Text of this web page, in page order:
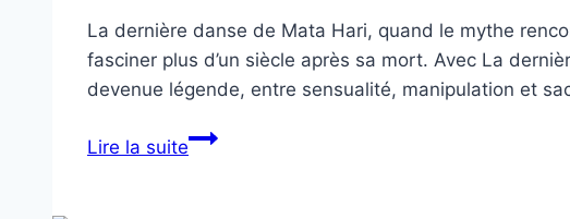
La dernière danse de Mata Hari, quand le mythe
fasciner plus d’un siècle après sa mort. Avec La
devenue légende, entre sensualité, manipulation et
Lire la suiteLa